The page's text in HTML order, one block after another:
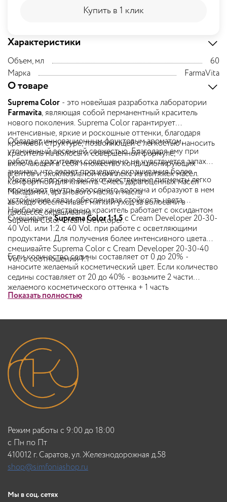
Характеристики
Объем, мл
60
Марка
FarmaVita
О товаре
Suprema Color - это новейшая разработка лаборатории
Farmavita, являющая собой перманентный краситель
нового поколения. Suprema Color гарантирует
интенсивные, яркие и роскошные оттенки, благодаря
кремовой структуре, позволяющей с легкостью наносить
краситель на волосы и совершенной формуле,
включающей в себя множество кондиционирующих
агентов и эксклюзивной комплекс из вытяжек масел.
Обладает инновационным фруктовым ароматом,
утонченный весенней свежестью. Благодаря ему при
работе с красителем совершенно не чувствуется запах
аммиака, что делает процедуру окрашивания более
комфортной для клиента. Смесь дарагоценных масел
Макадамии, арганового масла и масла
авокадо обеспечивает мягкий уход за волосами в
процессе окрашивания.
Мелкодисперсные высококачественные пигменты легко
проникают внутрь волосяного волокна и образуют в нем
устойчивые связи, обеспечивая стойкость цвета.
Наиболее качественно краситель работает с оксидантом
Suprema Color Cream Developer.
СмешивайтеSuprema Color 1:1.5с Cream Developer 20-30-
40 Vol. или 1:2 с 40 Vol. при работе с осветляющими
продуктами. Для получения более интенсивного цвета
смешивайте Suprema Color с Cream Developer 20-30-40
Vol. в соотношении 1:1
Если количество седины составляет от 0 до 20% -
наносите желаемый косметический цвет. Если количество
седины составляет от 20 до 40% - возьмите 2 части
желаемого косметического оттенка + 1 часть
соответствующего натурального оттенка. Если
часть желаемого косметического оттенка + 1 часть
количество седины составляет от 60 до 100% - возьмите 1
часть желаемого косметического оттенка + 2 часть
соответствующего натурального оттенка (например: 6.35
+ 6.0). Рекомендуемый состав смеси 1:1.
Показать полностью
Купить в 1 клик
Купить в 1 клик
Режим работы с 9:00 до 18:00
c Пн по Пт
410012 г. Саратов, ул. Железнодорожная д.58
shop@simfoniashop.ru
Мы в соц. сетях